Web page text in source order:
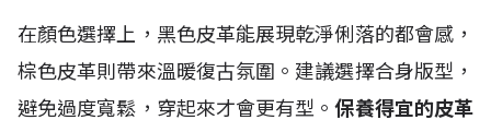
在顏色選擇上，黑色皮革能展現乾淨俐落的都會感，
棕色皮革則帶來溫暖復古氛圍。建議選擇合身版型，
避免過度寬鬆，穿起來才會更有型。保養得宜的皮革